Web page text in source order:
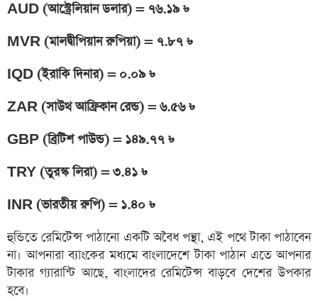
AUD (আস্ট্রেলিয়ান ডলার) = ৭৬.১৯ ৳
MVR (মালদ্বীপিয়ান রুপিয়া) = ৭.৮৭ ৳
IQD (ইরাকি দিনার) = ০.০৯ ৳
ZAR (সাউথ আফ্রিকান রেন্ড) = ৬.৫৬ ৳
GBP (ব্রিটিশ পাউন্ড) = ১৪৯.৭৭ ৳
TRY (তুরস্ক লিরা) = ৩.৪১ ৳
INR (ভারতীয় রুপি) = ১.৪০ ৳
হুন্ডিতে রেমিটেন্স পাঠানো একটি অবৈধ পন্থা, এই পথে টাকা পাঠাবেন
না। আপনারা ব্যাংকের মধ্যমে বাংলাদেশে টাকা পাঠান এতে আপনার
টাকার গ্যারান্টি আছে, বাংলাদের রেমিটেন্স বাড়বে দেশের উপকার
হবে।